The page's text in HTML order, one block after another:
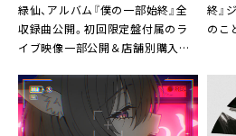
緑仙、アルバム『僕の一部始終』全
収録曲公開。初回限定盤付属のラ
イブ映像一部公開＆店舗別購入特
終』
のこ